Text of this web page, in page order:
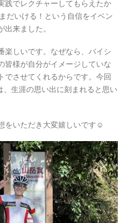
践でレクチャーしてもらえたか
だいける！という自信をイベン
出来ました。
楽しいです。なぜなら、バイシ
皆様が自分がイメージしていな
でさせてくれるからです。今回
、生涯の思い出に刻まれると思い
をいただき大変嬉しいです☺